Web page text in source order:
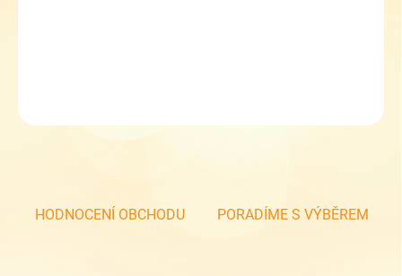
HODNOCENÍ OBCHODU PORADÍME S VÝBĚREM